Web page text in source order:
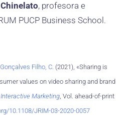
, profesora e
PUCP Business School.
Gonçalves Filho, C. (2021), «Sharing is
values on video sharing and brand
Marketing, Vol. ahead-of-print
10.1108/JRIM-03-2020-0057